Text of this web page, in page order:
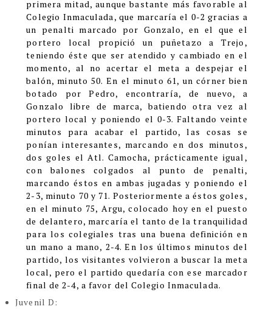
primera mitad, aunque bastante más favorable al
Colegio Inmaculada, que marcaría el 0-2 gracias a
un penalti marcado por Gonzalo, en el que el
portero local propició un puñetazo a Trejo,
teniendo éste que ser atendido y cambiado en el
momento, al no acertar el meta a despejar el
balón, minuto 50. En el minuto 61, un córner bien
botado por Pedro, encontraría, de nuevo, a
Gonzalo libre de marca, batiendo otra vez al
portero local y poniendo el 0-3. Faltando veinte
minutos para acabar el partido, las cosas se
ponían interesantes, marcando en dos minutos,
dos goles el Atl. Camocha, prácticamente igual,
con balones colgados al punto de penalti,
marcando éstos en ambas jugadas y poniendo el
2-3, minuto 70 y 71. Posteriormente a éstos goles,
en el minuto 75, Argu, colocado hoy en el puesto
de delantero, marcaría el tanto de la tranquilidad
para los colegiales tras una buena definición en
un mano a mano, 2-4. En los últimos minutos del
partido, los visitantes volvieron a buscar la meta
local, pero el partido quedaría con ese marcador
final de 2-4, a favor del Colegio Inmaculada.
Juvenil D: